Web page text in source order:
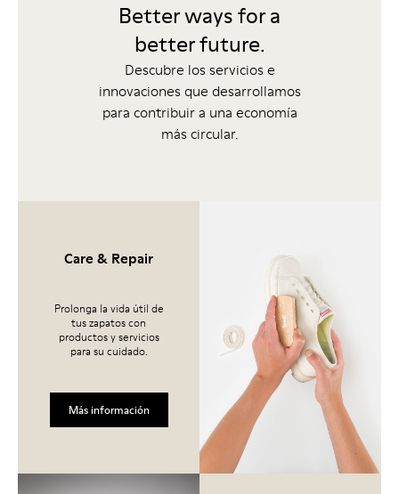
Better ways for a
better future.
Descubre los servicios e
innovaciones que desarrollamos
para contribuir a una economía
más circular.
Care & Repair
Prolonga la vida útil de
tus zapatos con
productos y servicios
para su cuidado.
Más información